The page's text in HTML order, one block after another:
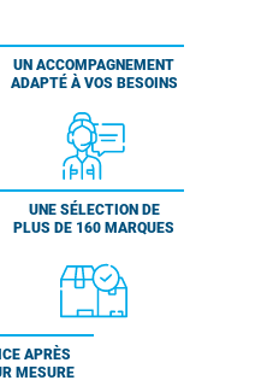
UN ACCOMPAGNEMENT
ADAPTÉ À VOS BESOINS
UNE SÉLECTION DE
PLUS DE 160 MARQUES
APRÈS
MESURE